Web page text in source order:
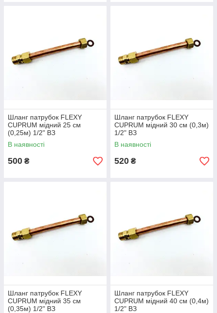
Шланг патрубок FLEXY
CUPRUM мідний 25 см
(0,25м) 1/2" ВЗ
В наявності
500 ₴
Шланг патрубок FLEXY
CUPRUM мідний 30 см (0,3м)
1/2" ВЗ
В наявності
520 ₴
Шланг патрубок FLEXY
CUPRUM мідний 35 см
(0,35м) 1/2" ВЗ
Шланг патрубок FLEXY
CUPRUM мідний 40 см (0,4м)
1/2" ВЗ